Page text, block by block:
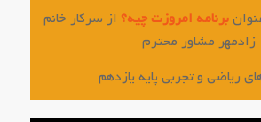
برنامه امروزت چیه؟ از سرکار خانم
زادمهر مشاور محترم
ریاضی و تجربی پایه یازدهم